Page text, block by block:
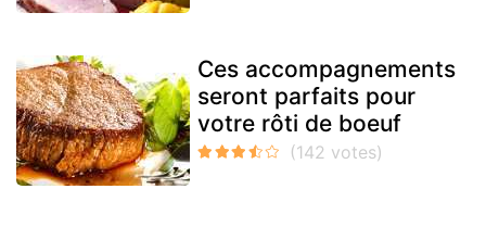
Ces accompagnements
seront parfaits pour
votre rôti de boeuf